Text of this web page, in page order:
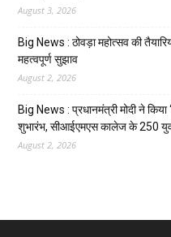
August 3, 2026
Big News : ठोवड़ा महोत्सव की
महत्वपूर्ण सुझाव
August 2, 2026
Big News : प्रधानमंत्री मोदी ने
शुभारंभ, सीआईएमएस कालेज के 250
August 2, 2026